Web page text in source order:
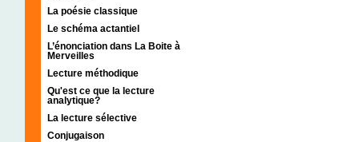
La poésie classique
Le schéma actantiel
L’énonciation dans La Boite à
Merveilles
Lecture méthodique
Qu'est ce que la lecture
analytique?
La lecture sélective
Conjugaison